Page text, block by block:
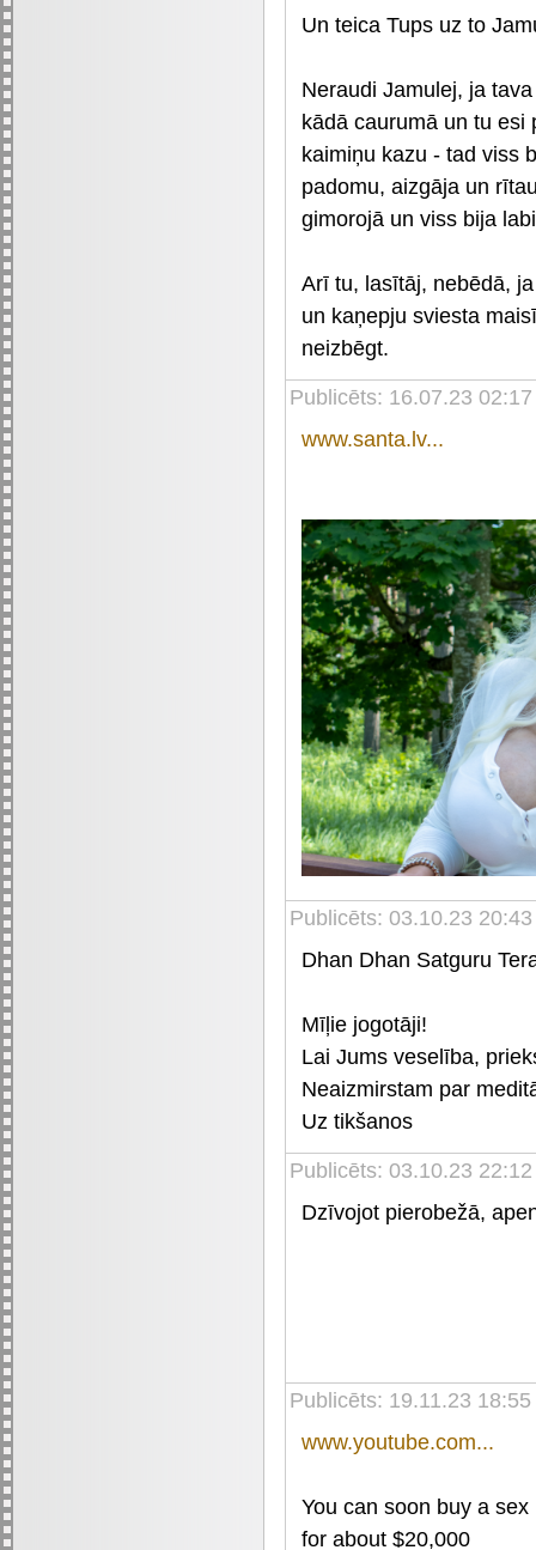
Un teica Tups uz to
Neraudi Jamulej, ja
kādā caurumā un tu esi
kaimiņu kazu - tad viss
padomu, aizgāja un
gimorojā un viss bija
Arī tu, lasītāj, nebēdā,
un kaņepju sviesta
neizbēgt.
Publicēts: 16.07.23
www.santa.lv...
Publicēts: 03.10.23 20:43
Dhan Dhan Satguru
Mīļie jogotāji!
Lai Jums veselība,
Neaizmirstam par
Uz tikšanos
Publicēts: 03.10.23 22:12
Dzīvojot pierobežā,
Publicēts: 19.11.23 18:55
www.youtube.com...
You can soon buy a
for about $20,000